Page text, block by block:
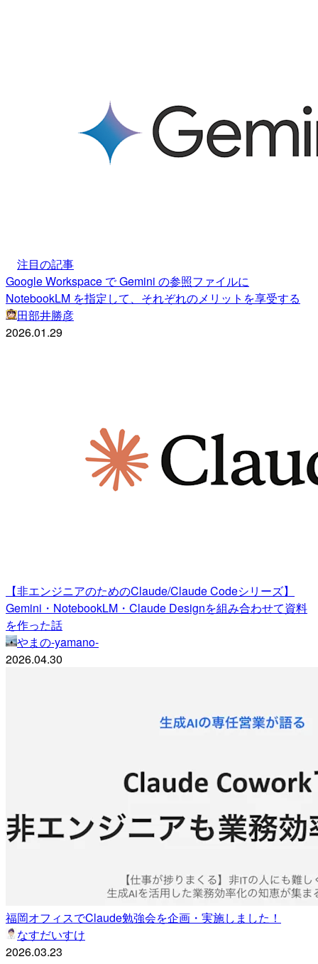
注目の記事
Google Workspace で Gemini の参照ファイルに
NotebookLM を指定して、それぞれのメリットを享受する
田部井勝彦
2026.01.29
【非エンジニアのためのClaude/Claude Codeシリーズ】
Gemini・NotebookLM・Claude Designを組み合わせて資料
を作った話
やまの-yamano-
2026.04.30
福岡オフィスでClaude勉強会を企画・実施しました！
なすだいすけ
2026.03.23